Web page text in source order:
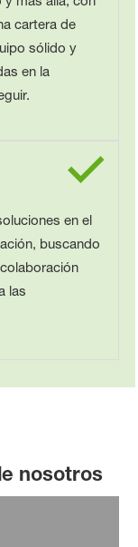
cartera de
sólido y
en la
en el
buscando
las
nosotros